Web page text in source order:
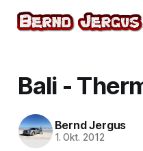
Bali -
Bernd Jergus
1. Okt. 2012